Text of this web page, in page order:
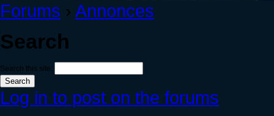
Forums › Annonces
Search
Search this site:
Log in to post on the forums